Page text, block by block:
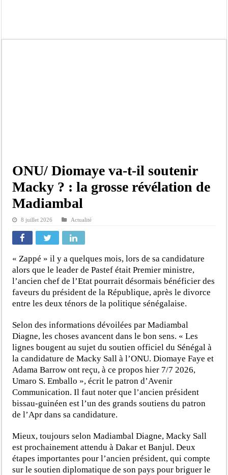
ONU/ Diomaye va-t-il soutenir
Macky ? : la grosse révélation de
Madiambal
8 juillet 2026 Actualité
« Zappé » il y a quelques mois, lors de sa candidature
alors que le leader de Pastef était Premier ministre,
l’ancien chef de l’Etat pourrait désormais bénéficier des
faveurs du président de la République, après le divorce
entre les deux ténors de la politique sénégalaise.
Selon des informations dévoilées par Madiambal
Diagne, les choses avancent dans le bon sens. « Les
lignes bougent au sujet du soutien officiel du Sénégal à
la candidature de Macky Sall à l’ONU. Diomaye Faye et
Adama Barrow ont reçu, à ce propos hier 7/7 2026,
Umaro S. Emballo », écrit le patron d’Avenir
Communication. Il faut noter que l’ancien président
bissau-guinéen est l’un des grands soutiens du patron
de l’Apr dans sa candidature.
Mieux, toujours selon Madiambal Diagne, Macky Sall
est prochainement attendu à Dakar et Banjul. Deux
étapes importantes pour l’ancien président, qui compte
sur le soutien diplomatique de son pays pour briguer le